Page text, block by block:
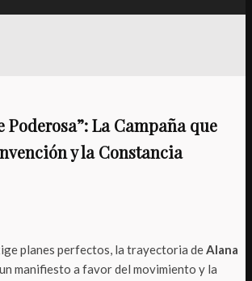
Poderosa”: La Campaña que
y la Constancia
planes perfectos, la trayectoria deAlana
manifiesto a favor del movimiento y la